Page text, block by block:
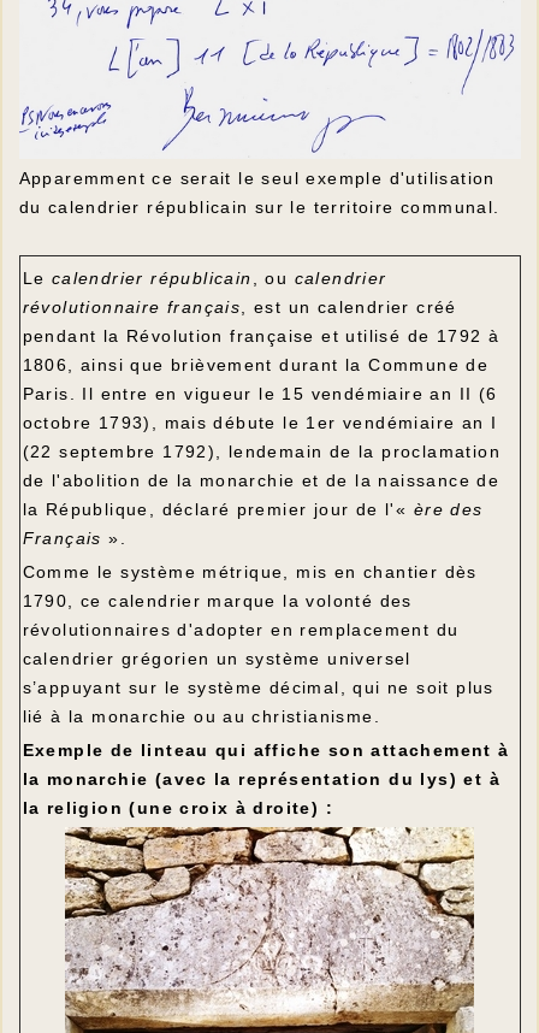
Apparemment ce serait le seul exemple d'utilisation
du calendrier républicain sur le territoire communal.
Le calendrier républicain , ou calendrier
révolutionnaire français , est un calendrier créé
pendant la Révolution française et utilisé de 1792 à
1806, ainsi que brièvement durant la Commune de
Paris. Il entre en vigueur le 15 vendémiaire an II (6
octobre 1793), mais débute le 1er vendémiaire an I
(22 septembre 1792), lendemain de la proclamation
de l'abolition de la monarchie et de la naissance de
la République, déclaré premier jour de l'« ère des
Français».
Comme le système métrique, mis en chantier dès
1790, ce calendrier marque la volonté des
révolutionnaires d'adopter en remplacement du
calendrier grégorien un système universel
s’appuyant sur le système décimal, qui ne soit plus
lié à la monarchie ou au christianisme.
Exemple de linteau qui affiche son attachement à
la monarchie (avec la représentation du lys) et à
la religion (une croix à droite) :